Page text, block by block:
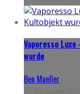
Vaporesso
wurde
Ben Mueller